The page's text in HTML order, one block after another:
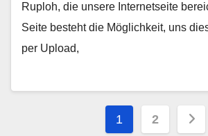
Ruploh, die unsere Internetseite
Seite besteht die Möglichkeit, uns
per Upload,
1 2